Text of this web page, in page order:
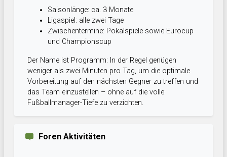
Saisonlänge: ca. 3 Monate
Ligaspiel: alle zwei Tage
Zwischentermine: Pokalspiele sowie Eurocup
und Championscup
Der Name ist Programm: In der Regel genügen
weniger als zwei Minuten pro Tag, um die optimale
Vorbereitung auf den nächsten Gegner zu treffen und
das Team einzustellen – ohne auf die volle
Fußballmanager-Tiefe zu verzichten.
Foren Aktivitäten